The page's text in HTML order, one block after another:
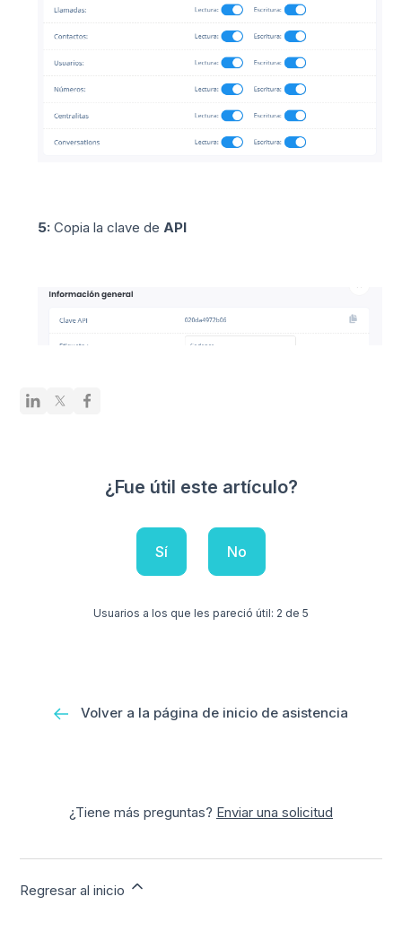
5:Copia la clave de API
¿Fue útil este artículo?
Sí No
Usuarios a los que les pareció útil: 2 de 5
Volver a la página de inicio de asistencia
¿Tiene más preguntas? Enviar una solicitud
Regresar al inicio